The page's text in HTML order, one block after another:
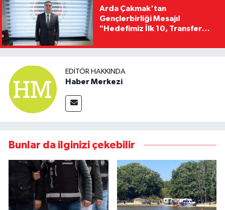
Arda Çakmak'tan
Gençlerbirliği Mesajı!
"Hedefimiz İlk 10, Transfer
Kaldıracağız"
EDITÖR HAKKINDA
Haber Merkezi
Bunlar da ilginizi çekebilir